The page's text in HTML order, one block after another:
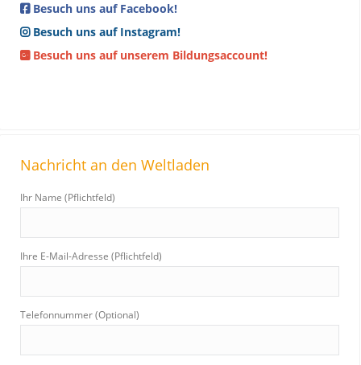
Besuch uns auf Facebook!
Besuch uns auf Instagram!
Besuch uns auf unserem Bildungsaccount!
Nachricht an den Weltladen
Ihr Name (Pflichtfeld)
Ihre E-Mail-Adresse (Pflichtfeld)
Telefonnummer (Optional)